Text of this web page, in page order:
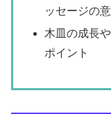
ッセージの
木皿の成長
ポイント